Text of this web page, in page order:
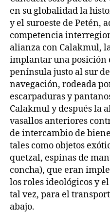
en su globalidad la
y el suroeste de Petén,
competencia
alianza con Calakmul,
implantar una posición
península justo al sur
navegación, rodeada
escarpaduras y
Calakmul y después la
vasallos anteriores
de intercambio de
tales como objetos
quetzal, espinas de
concha), que eran
los roles ideológicos y
tal vez, para el
abajo.